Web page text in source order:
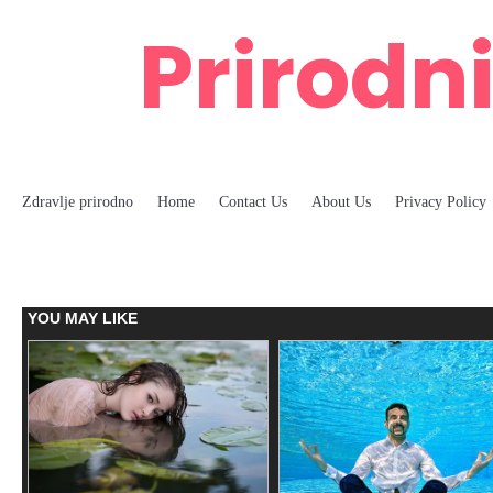
Zdravlje prirodno Home Contact Us About Us Privacy Policy